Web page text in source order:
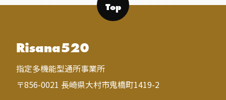
Top
Risana520
指定多機能型通所事業所
〒856-0021 長崎県大村市鬼橋町1419-2